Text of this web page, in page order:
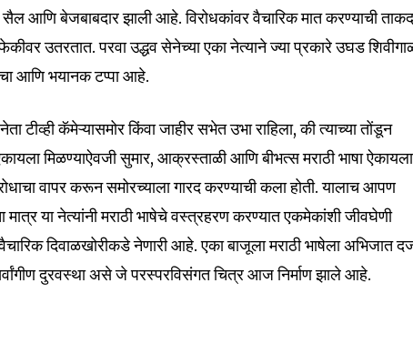
32,111
Followers
सैल आणि बेजबाबदार झाली आहे. विरोधकांवर वैचारिक मात करण्याची
उतरतात. परवा उद्धव सेनेच्या एका नेत्याने ज्या प्रकारे उघड
आणि भयानक टप्पा आहे.
टीव्ही कॅमेऱ्यासमोर किंवा जाहीर सभेत उभा राहिला, की त्याच्या तोंडून
मिळण्याऐवजी सुमार, आक्रस्ताळी आणि बीभत्स मराठी भाषा ऐकायला
वापर करून समोरच्याला गारद करण्याची कला होती. यालाच आपण
मात्र या नेत्यांनी मराठी भाषेचे वस्त्रहरण करण्यात एकमेकांशी जीवघेणी
दिवाळखोरीकडे नेणारी आहे. एका बाजूला मराठी भाषेला अभिजात
दुरवस्था असे जे परस्परविसंगत चित्र आज निर्माण झाले आहे.